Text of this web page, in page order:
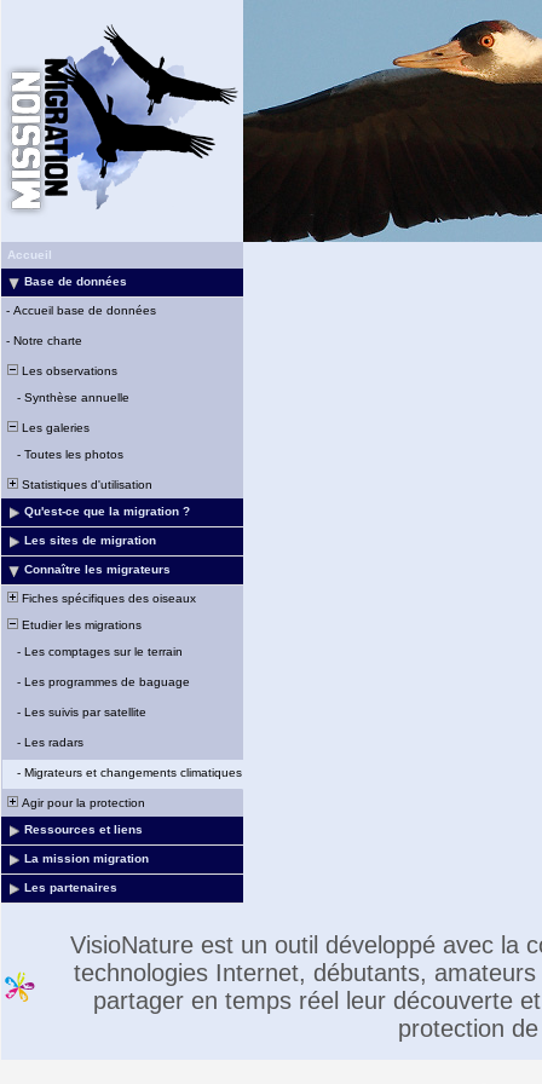
Accueil
Base de données
- Accueil base de données
- Notre charte
Les observations
- Synthèse annuelle
Les galeries
- Toutes les photos
Statistiques d'utilisation
Qu'est-ce que la migration ?
Les sites de migration
Connaître les migrateurs
Fiches spécifiques des oiseaux
Etudier les migrations
- Les comptages sur le terrain
- Les programmes de baguage
- Les suivis par satellite
- Les radars
- Migrateurs et changements climatiques
Agir pour la protection
Ressources et liens
La mission migration
Les partenaires
VisioNature est un outil développé avec la
technologies Internet, débutants,
partager en temps réel leur découverte
protection